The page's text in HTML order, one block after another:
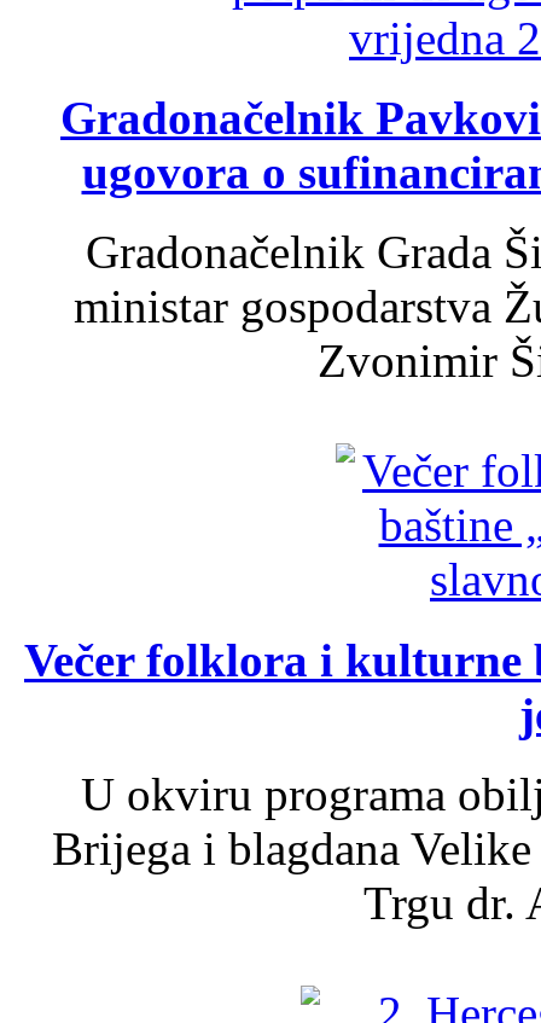
Gradonačelnik
ugovora o
Gradonačelnik Grada
ministar gospodarstva
Zvonimir
Večer folklora i kulturne
U okviru programa
Brijega i blagdana
Trgu dr.